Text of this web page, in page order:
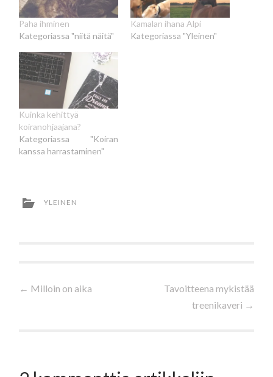
Paha ihminen
Kategoriassa "niitä näitä"
Kamalan ihana Alpi
Kategoriassa "Yleinen"
Kuinka kehittyä
koiranohjaajana?
Kategoriassa "Koiran
kanssa harrastaminen"
YLEINEN
Artikkelien
← Milloin on aika
Tavoitteena mykistää
treenikaveri →